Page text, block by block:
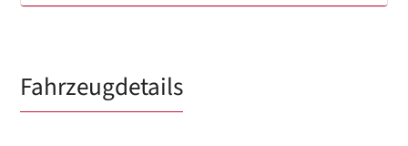
Fahrzeugdetails